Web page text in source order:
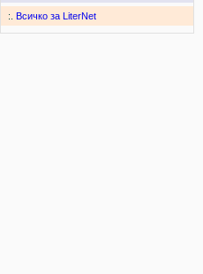
:. Всичко за LiterNet